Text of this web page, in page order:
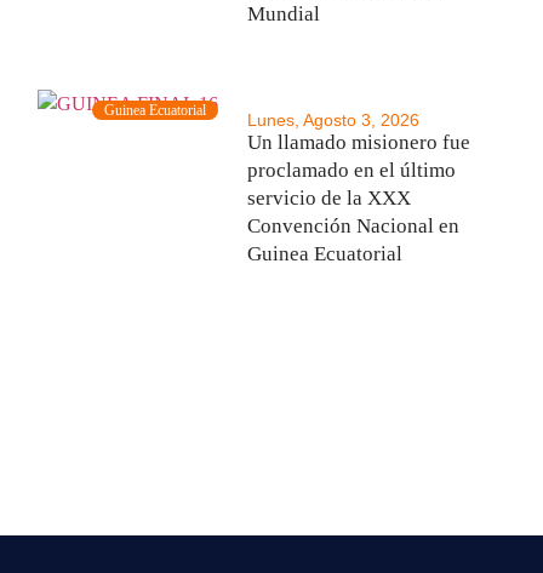
Mundial
Guinea Ecuatorial
Lunes, Agosto 3, 2026
Un llamado misionero fue
proclamado en el último
servicio de la XXX
Convención Nacional en
Guinea Ecuatorial